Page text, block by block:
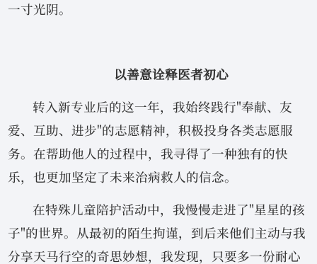
一寸光阴。
以善意诠释医者初心
转入新专业后的这一年，我始终践行"奉献、友
爱、互助、进步"的志愿精神，积极投身各类志愿服
务。在帮助他人的过程中，我寻得了一种独有的快
乐，也更加坚定了未来治病救人的信念。
在特殊儿童陪护活动中，我慢慢走进了"星星的孩
子"的世界。从最初的陌生拘谨，到后来他们主动与我
分享天马行空的奇思妙想，我发现，只要多一份耐心